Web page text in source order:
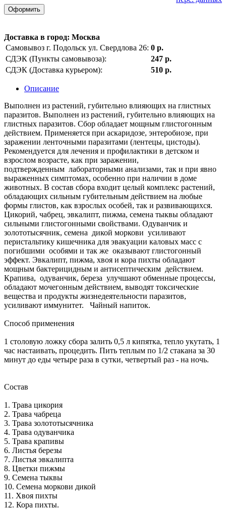
Оформить
Доставка в город: Москва
Самовывоз г. Подольск ул. Свердлова 26: 0 р.
СДЭК (Пункты самовывоза):
247 р.
СДЭК (Доставка курьером):
510 р.
Описание
Выполнен из растений, губительно влияющих на глистных
паразитов. Выполнен из растений, губительно влияющих на
глистных паразитов. Сбор обладает мощным глистогонным
действием. Применяется при аскаридозе, энтеробиозе, при
заражении ленточными паразитами (лентецы, цистоды).
Рекомендуется для лечения и профилактики в детском и
взрослом возрасте, как при заражении,
подтвержденным лабораторными анализами, так и при явно
выраженных симптомах, особенно при наличии в доме
животных. В состав сбора входит целый комплекс растений,
обладающих сильным губительным действием на любые
формы глистов, как взрослых особей, так и развивающихся.
Цикорий, чабрец, эвкалипт, пижма, семена тыквы обладают
сильными глистогонными свойствами. Одуванчик и
золототысячник, семена дикой моркови усиливают
перистальтику кишечника для эвакуации каловых масс с
погибшими особями и так же оказывают глистогонный
эффект. Эвкалипт, пижма, хвоя и кора пихты обладают
мощным бактерицидным и антисептическим действием.
Крапива, одуванчик, береза улучшают обменные процессы,
обладают мочегонным действием, выводят токсические
вещества и продукты жизнедеятельности паразитов,
усиливают иммунитет. Чайный напиток.
Способ применения
1 столовую ложку сбора залить 0,5 л кипятка, тепло укутать, 1
час настаивать, процедить. Пить теплым по 1/2 стакана за 30
минут до еды четыре раза в сутки, четвертый раз - на ночь.
Состав
1. Трава цикория
2. Трава чабреца
3. Трава золототысячника
4. Трава одуванчика
5. Трава крапивы
6. Листья березы
7. Листья эвкалипта
8. Цветки пижмы
9. Семена тыквы
10. Семена моркови дикой
11. Хвоя пихты
12. Кора пихты.